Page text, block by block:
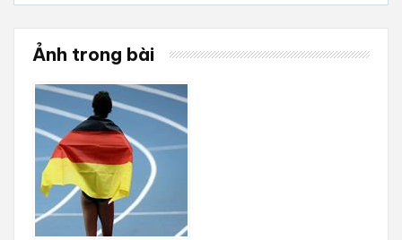
Ảnh trong bài